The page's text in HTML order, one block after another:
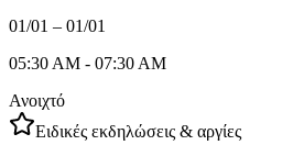
01/01 – 01/01
05:30 AM - 07:30 AM
Ανοιχτό
Ειδικές εκδηλώσεις & αργίες